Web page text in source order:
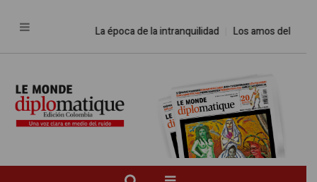
La época de la intranquilidad Los amos del mundo